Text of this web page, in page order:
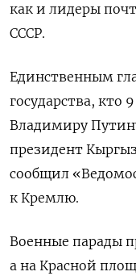
как и лидеры
СССР.
Единственным
государства, кто
Владимиру
президент
сообщил
к Кремлю.
Военные парады
а на Красной